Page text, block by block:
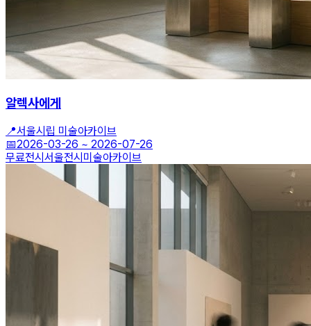
알렉사에게
📍서울시립 미술아카이브
📅2026-03-26 ~ 2026-07-26
무료전시 서울전시 미술아카이브